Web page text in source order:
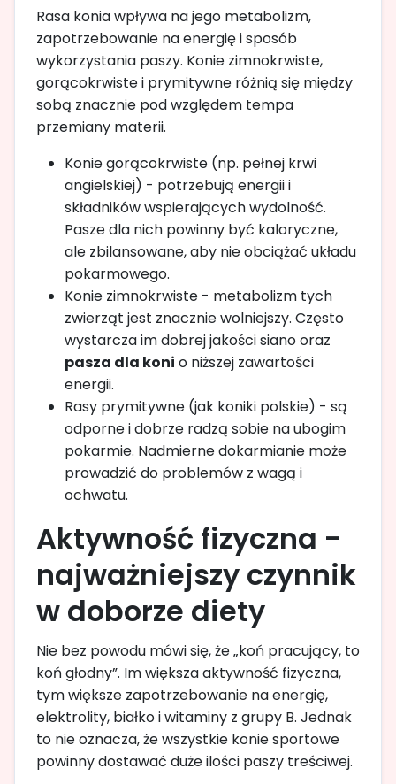
Rasa konia wpływa na jego metabolizm,
zapotrzebowanie na energię i sposób
wykorzystania paszy. Konie zimnokrwiste,
gorącokrwiste i prymitywne różnią się między
sobą znacznie pod względem tempa
przemiany materii.
Konie gorącokrwiste (np. pełnej krwi
angielskiej) - potrzebują energii i
składników wspierających wydolność.
Pasze dla nich powinny być kaloryczne,
ale zbilansowane, aby nie obciążać układu
pokarmowego.
Konie zimnokrwiste - metabolizm tych
zwierząt jest znacznie wolniejszy. Często
wystarcza im dobrej jakości siano oraz
pasza dla koni o niższej zawartości
energii.
Rasy prymitywne (jak koniki polskie) - są
odporne i dobrze radzą sobie na ubogim
pokarmie. Nadmierne dokarmianie może
prowadzić do problemów z wagą i
ochwatu.
Aktywność fizyczna -
najważniejszy czynnik
w doborze diety
Nie bez powodu mówi się, że „koń pracujący, to
koń głodny”. Im większa aktywność fizyczna,
tym większe zapotrzebowanie na energię,
elektrolity, białko i witaminy z grupy B. Jednak
to nie oznacza, że wszystkie konie sportowe
powinny dostawać duże ilości paszy treściwej.